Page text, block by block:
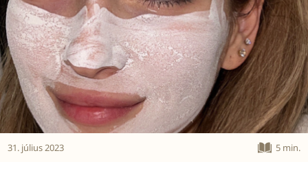
31. július 2023 5 min.